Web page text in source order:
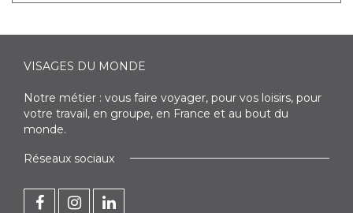
VISAGES DU MONDE
Notre métier : vous faire voyager, pour vos loisirs, pour
votre travail, en groupe, en France et au bout du
monde.
Réseaux sociaux